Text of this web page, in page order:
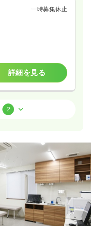
一時募集休止
詳細を見る
詳細を見る
2